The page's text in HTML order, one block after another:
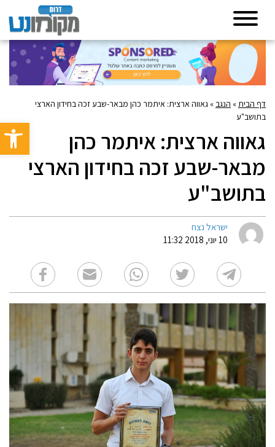
פתח
דף הבית» הנגב» גאווה ארצית: איתמר כהן מבאר-שבע זכה בחידון הארצי
בתושב"ע
גאווה ארצית: איתמר כהן
מבאר-שבע זכה בחידון הארצי
בתושב"ע
ישראל נצח
10 יוני, 2018 11:32